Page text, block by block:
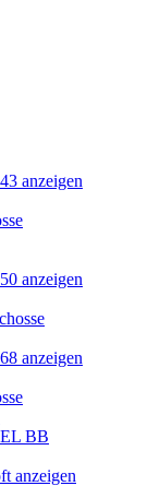
anzeigen
anzeigen
anzeigen
BB
anzeigen